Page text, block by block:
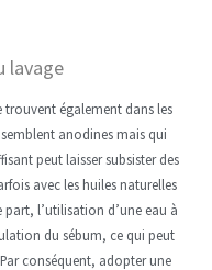
lavage
trouvent également dans les
anodines mais qui
peut laisser subsister des
avec les huiles naturelles
l’utilisation d’une eau à
du sébum, ce qui peut
conséquent, adopter une